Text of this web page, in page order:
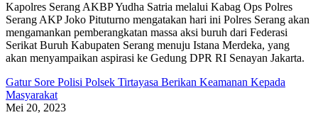
Kapolres Serang AKBP Yudha Satria melalui Kabag Ops Polres
Serang AKP Joko Pituturno mengatakan hari ini Polres Serang akan
mengamankan pemberangkatan massa aksi buruh dari Federasi
Serikat Buruh Kabupaten Serang menuju Istana Merdeka, yang
akan menyampaikan aspirasi ke Gedung DPR RI Senayan Jakarta.
Gatur Sore Polisi Polsek Tirtayasa Berikan Keamanan Kepada
Masyarakat
Mei 20, 2023